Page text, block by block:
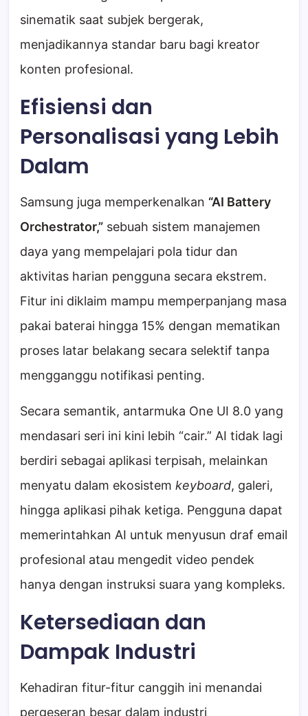
sinematik saat subjek bergerak,
menjadikannya standar baru bagi kreator
konten profesional.
Efisiensi dan
Personalisasi yang Lebih
Dalam
Samsung juga memperkenalkan “AI Battery
Orchestrator,” sebuah sistem manajemen
daya yang mempelajari pola tidur dan
aktivitas harian pengguna secara ekstrem.
Fitur ini diklaim mampu memperpanjang masa
pakai baterai hingga 15% dengan mematikan
proses latar belakang secara selektif tanpa
mengganggu notifikasi penting.
Secara semantik, antarmuka One UI 8.0 yang
mendasari seri ini kini lebih “cair.” AI tidak lagi
berdiri sebagai aplikasi terpisah, melainkan
menyatu dalam ekosistem keyboard, galeri,
hingga aplikasi pihak ketiga. Pengguna dapat
memerintahkan AI untuk menyusun draf email
profesional atau mengedit video pendek
hanya dengan instruksi suara yang kompleks.
Ketersediaan dan
Dampak Industri
Kehadiran fitur-fitur canggih ini menandai
pergeseran besar dalam industri